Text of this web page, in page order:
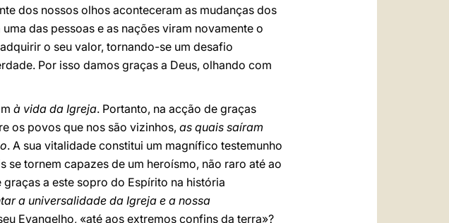
dos nossos olhos aconteceram as mudanças dos
das pessoas e as nações viram novamente o
o seu valor, tornando-se um desafio
Por isso damos graças a Deus, olhando com
à vida da Igreja. Portanto, na acção de graças
os povos que nos são vizinhos, as quais saíram
. A sua vitalidade constitui um magnífico testemunho
tornem capazes de um heroísmo, não raro até ao
a este sopro do Espírito na história
a universalidade da Igreja e a nossa
Evangelho, «até aos extremos confins da terra»?